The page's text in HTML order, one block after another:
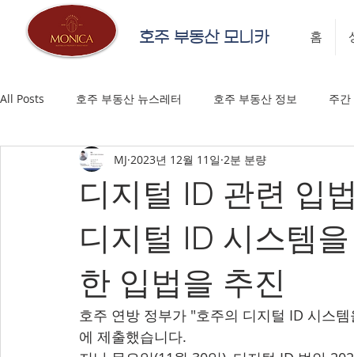
호주 부동산 모니카 홈
All Posts 호주 부동산 뉴스레터 호주 부동산 정보 주
디지털 ID 관련 입
디지털 ID 시스템
한 입법을 추진
MJ 2023년 12월 11일 2분 분량
호주 연방 정부가 "호주의 디지털 ID 시스
에 제출했습니다.